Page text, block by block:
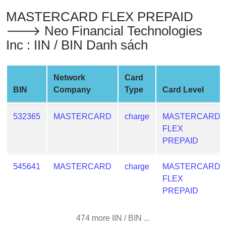
Generate
Credit
Card
BIN
Credit
Card
Checker
Service
is
My
MASTERCARD FLEX PREPAID
🡒 Neo Financial Technologies
Inc : IIN / BIN Danh sách
BIN
Network
Company
Card
Type
Card Level
532365 MASTERCARD charge
MASTERCARD
FLEX
PREPAID
545641 MASTERCARD charge
MASTERCARD
FLEX
PREPAID
474 more IIN / BIN ...